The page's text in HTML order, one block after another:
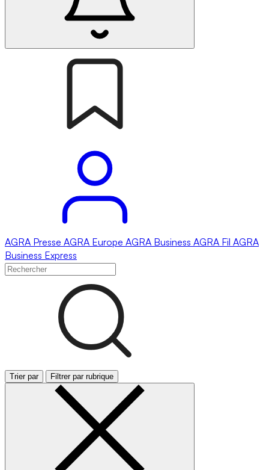
AGRA Presse AGRA Europe AGRA Business AGRA Fil AGRA
Business Express
Trier par Filtrer par rubrique